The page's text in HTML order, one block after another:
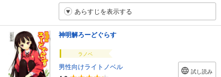
あらすじを表示する
神明解ろーどぐらす
ラノベ
男性向けライトノベル
試し読み